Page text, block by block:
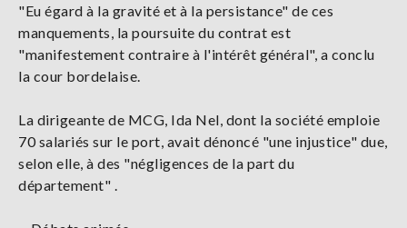
"Eu égard à la gravité et à la persistance" de ces
manquements, la poursuite du contrat est
"manifestement contraire à l'intérêt général", a conclu
la cour bordelaise.
La dirigeante de MCG, Ida Nel, dont la société emploie
70 salariés sur le port, avait dénoncé "une injustice" due,
selon elle, à des "négligences de la part du
département" .